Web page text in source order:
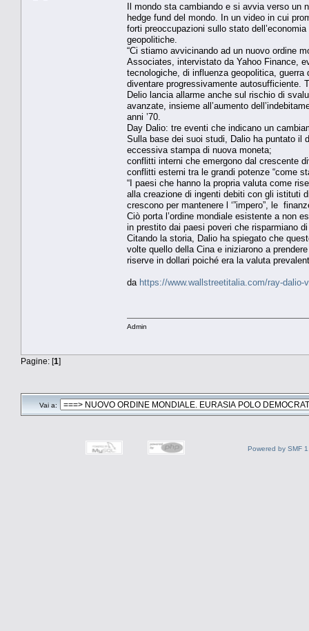
Il mondo sta cambiando e si avvia verso un
hedge fund del mondo. In un video in cui
forti preoccupazioni sullo stato
geopolitiche.
“Ci stiamo avvicinando ad un nuovo ordine
Associates, intervistato da Yahoo Finance,
tecnologiche, di influenza geopolitica,
diventare progressivamente autosufficiente.
Delio lancia allarme anche sul rischio di
avanzate, insieme all’aumento
anni ’70.
Day Dalio: tre eventi che indicano un
Sulla base dei suoi studi, Dalio ha puntato il
eccessiva stampa di nuova moneta;
conflitti interni che emergono dal crescente
conflitti esterni tra le grandi potenze “come
“I paesi che hanno la propria valuta come
alla creazione di ingenti debiti con gli istituti
crescono per mantenere l ‘”impero”, le
Ciò porta l’ordine mondiale esistente a non
in prestito dai paesi poveri che risparmiano
Citando la storia, Dalio ha spiegato che
volte quello della Cina e iniziarono a
riserve in dollari poiché era la valuta
da https://www.wallstreetitalia.com/ray-dalio-
Admin
Pagine: [1]
Vai a:
Powered by SMF